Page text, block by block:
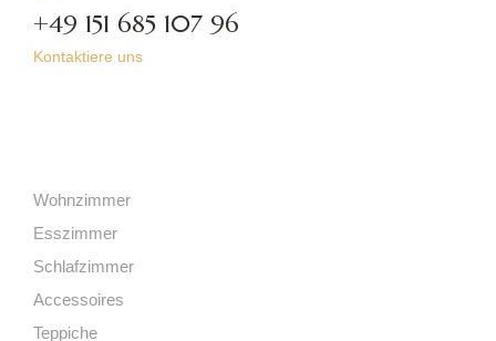
+49 151 685 107 96
Kontaktiere uns
Wohnzimmer
Esszimmer
Schlafzimmer
Accessoires
Teppiche